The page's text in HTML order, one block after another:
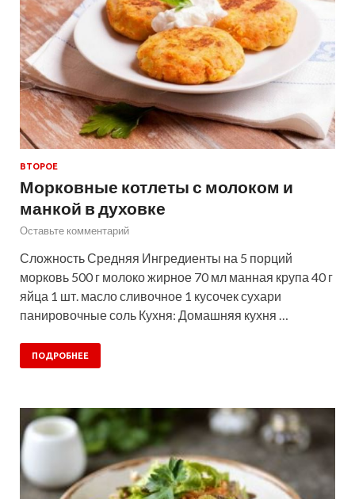
ВТОРОЕ
Морковные котлеты с молоком и
манкой в духовке
Оставьте комментарий
Сложность Средняя Ингредиенты на 5 порций
морковь 500 г молоко жирное 70 мл манная крупа 40 г
яйца 1 шт. масло сливочное 1 кусочек сухари
панировочные соль Кухня: Домашняя кухня …
ПОДРОБНЕЕ